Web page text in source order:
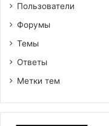
Пользователи
Форумы
Темы
Ответы
Метки тем